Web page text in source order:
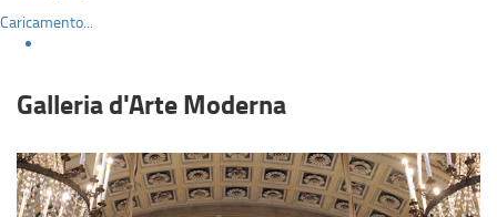
Caricamento...
Galleria d'Arte Moderna